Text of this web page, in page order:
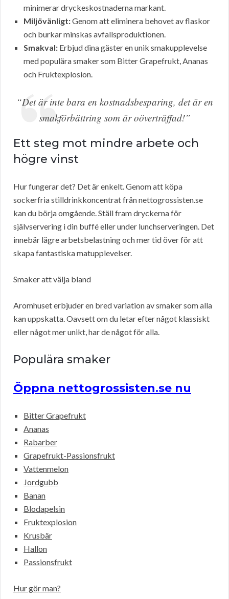
minimerar dryckeskostnaderna markant.
Miljövänligt:Genom att eliminera behovet av flaskor
och burkar minskas avfallsproduktionen.
Smakval: Erbjud dina gäster en unik smakupplevelse
med populära smaker som Bitter Grapefrukt, Ananas
och Fruktexplosion.
“Det är inte bara en kostnadsbesparing, det är en
smakförbättring som är oöverträffad!”
Ett steg mot mindre arbete och
högre vinst
Hur fungerar det? Det är enkelt. Genom att köpa
sockerfria stilldrinkkoncentrat från nettogrossisten.se
kan du börja omgående. Ställ fram dryckerna för
självservering i din buffé eller under lunchserveringen. Det
innebär lägre arbetsbelastning och mer tid över för att
skapa fantastiska matupplevelser.
Smaker att välja bland
Aromhuset erbjuder en bred variation av smaker som alla
kan uppskatta. Oavsett om du letar efter något klassiskt
eller något mer unikt, har de något för alla.
Populära smaker
Öppna nettogrossisten.se nu
Bitter Grapefrukt
Ananas
Rabarber
Grapefrukt-Passionsfrukt
Vattenmelon
Jordgubb
Banan
Blodapelsin
Fruktexplosion
Krusbär
Hallon
Passionsfrukt
Hur gör man?